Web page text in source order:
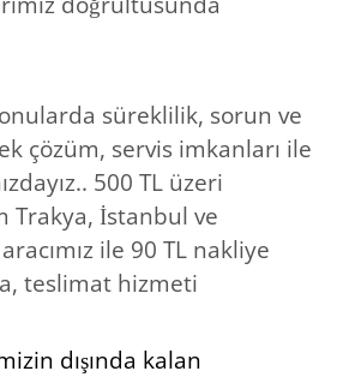
süreklilik, sorun ve
çözüm, servis imkanları ile
500 TL üzeri
Trakya, İstanbul ve
ile 90 TL nakliye
teslimat hizmeti
dışında kalan